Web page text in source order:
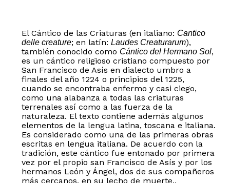
El Cántico de las Criaturas (en italiano: Cantico
delle creature; en latín: Laudes Creaturarum),
también conocido como Cántico del Hermano Sol,
es un cántico religioso cristiano compuesto por
San Francisco de Asís en dialecto umbro a
finales del año 1224 o principios del 1225,
cuando se encontraba enfermo y casi ciego,
como una alabanza a todas las criaturas
terrenales así como a las fuerza de la
naturaleza. El texto contiene además algunos
elementos de la lengua latina, toscana e italiana.
Es considerado como una de las primeras obras
escritas en lengua italiana. De acuerdo con la
tradición, este cántico fue entonado por primera
vez por el propio san Francisco de Asís y por los
hermanos León y Ángel, dos de sus compañeros
más cercanos, en su lecho de muerte..